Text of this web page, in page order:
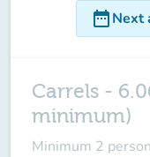
date_rangeNext
Carrels -
minimum)
Minimum 2